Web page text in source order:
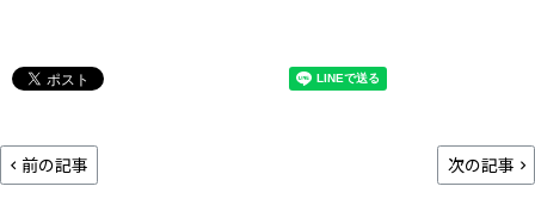
前の記事 次の記事